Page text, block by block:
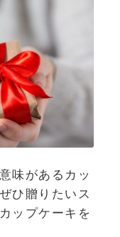
味があるカッ
ひ贈りたいス
ップケーキを